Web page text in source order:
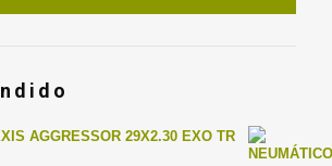
AGGRESSOR 29X2.30 EXO TR